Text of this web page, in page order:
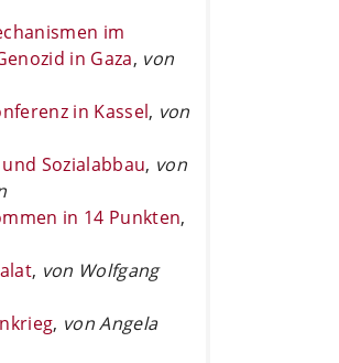
im
in Gaza, von
in Kassel, von
Sozialabbau, von
in 14 Punkten,
, von Wolfgang
, von Angela